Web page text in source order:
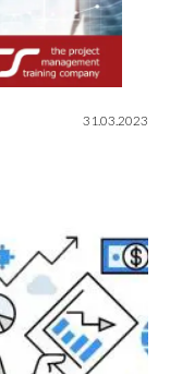
31.03.2023